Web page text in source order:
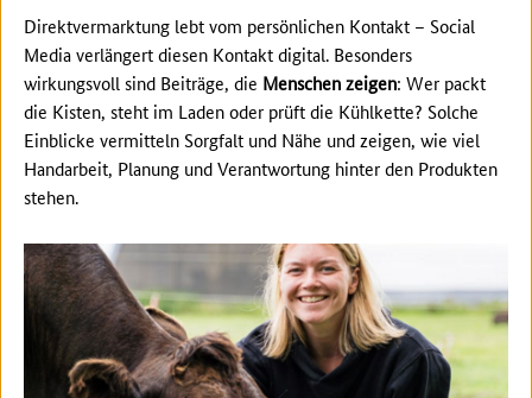
Direktvermarktung lebt vom persönlichen Kontakt – Social
Media verlängert diesen Kontakt digital. Besonders
wirkungsvoll sind Beiträge, die Menschen zeigen: Wer packt
die Kisten, steht im Laden oder prüft die Kühlkette? Solche
Einblicke vermitteln Sorgfalt und Nähe und zeigen, wie viel
Handarbeit, Planung und Verantwortung hinter den Produkten
stehen.